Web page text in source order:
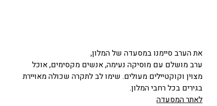
את הערב סיימנו במסעדה של המלון,
ערב מושלם עם מוסיקה נעימה, אנשים מקסימים, אוכל
מצוין וקוקטיילים מעולים. שימו לב לתקרה שכולה מאויירת
בגירים בכל רחבי המלון.
לאתר המסעדה